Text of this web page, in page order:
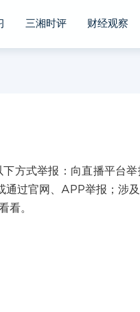
三湘时评 财经观察
式举报：向直播平台举
过官网、APP举报；涉
看。